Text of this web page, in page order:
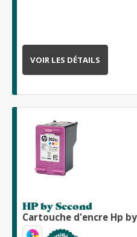
VOIR LES DÉTAILS
HP by Second
Cartouche d'encre Hp